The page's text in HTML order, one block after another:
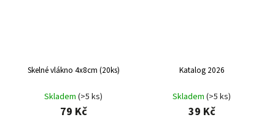
Skelné vlákno 4x8cm (20ks)
Skladem (>5 ks)
79 Kč
Katalog 2026
Skladem (>5 ks)
39 Kč